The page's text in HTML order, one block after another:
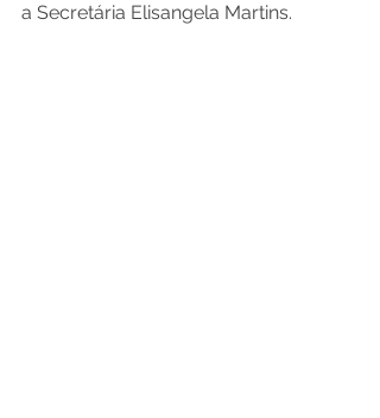
a Secretária Elisangela Martins.